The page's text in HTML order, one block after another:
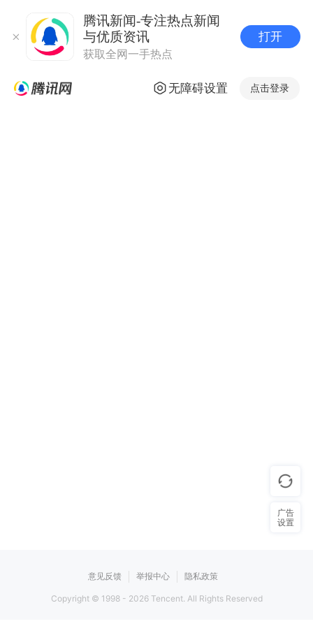
腾讯新闻-专注热点新闻
与优质资讯
获取全网一手热点
打开
无障碍设置 点击登录
意见反馈 举报中心 隐私政策
Copyright © 1998 - 2026Tencent. All Rights Reserved
广告
设置